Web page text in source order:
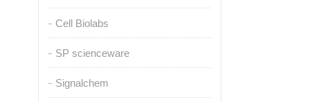
Cell Biolabs
SP scienceware
Signalchem